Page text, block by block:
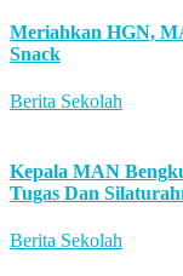
Meriahkan HGN,
Snack
Berita Sekolah
Kepala MAN
Tugas Dan
Berita Sekolah